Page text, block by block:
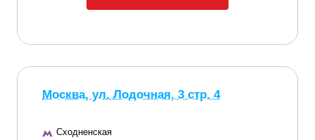
Москва, ул. Лодочная, 3 стр. 4
Сходненская